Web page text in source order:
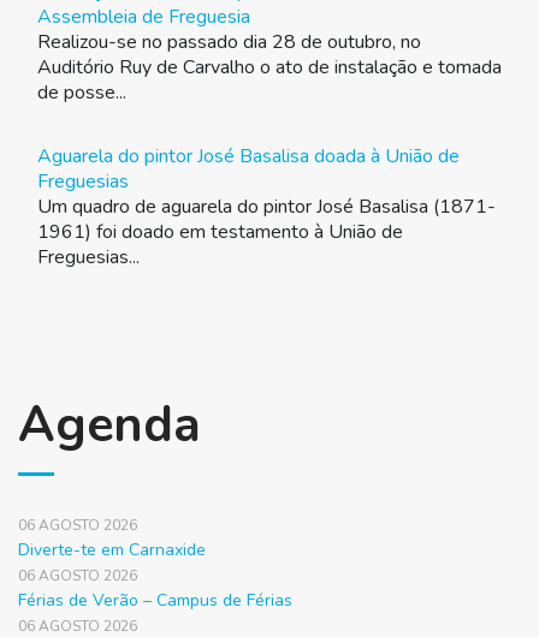
Assembleia de Freguesia
Realizou-se no passado dia 28 de outubro, no
Auditório Ruy de Carvalho o ato de instalação e tomada
de posse...
Aguarela do pintor José Basalisa doada à União de
Freguesias
Um quadro de aguarela do pintor José Basalisa (1871-
1961) foi doado em testamento à União de
Freguesias...
Agenda
06 AGOSTO 2026
Diverte-te em Carnaxide
06 AGOSTO 2026
Férias de Verão – Campus de Férias
06 AGOSTO 2026